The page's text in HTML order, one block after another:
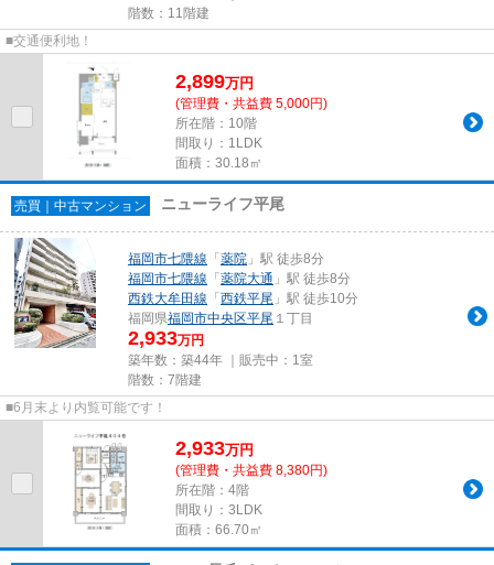
階数：11階建
■交通便利地！
2,899万円
(管理費・共益費 5,000円)
所在階：10階
間取り：1LDK
面積：30.18㎡
売買｜中古マンション ニューライフ平尾
福岡市七隈線 「 薬院 」駅 徒歩8分
福岡市七隈線 「 薬院大通 」駅 徒歩8分
西鉄大牟田線 「 西鉄平尾 」駅 徒歩10分
福岡県福岡市中央区平尾 １丁目
2,933万円
築年数：築44年 ｜販売中： 1室
階数：7階建
■6月末より内覧可能です！
2,933万円
(管理費・共益費 8,380円)
所在階：4階
間取り：3LDK
面積：66.70㎡